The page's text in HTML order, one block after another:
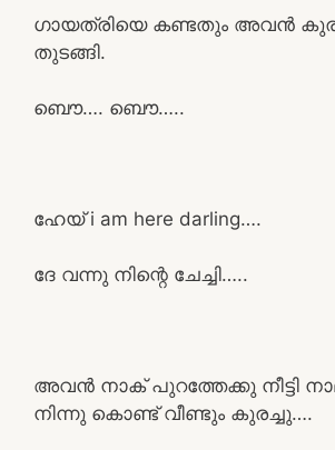
ഗായത്രിയെ കണ്ടതും അവൻ
തുടങ്ങി.
ബൌ…. ബൌ…..
ഹേയ് i am here darling….
ദേ വന്നു നിന്റെ ചേച്ചി…..
അവൻ നാക് പുറത്തേക്കു നീട്ടി
നിന്നു കൊണ്ട് വീണ്ടും കുരച്ചു….